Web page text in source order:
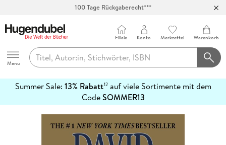
100 Tage Rückgaberecht***
Hugendubel
Menu
Filiale Konto Merkzettel Warenkorb
Summer Sale: 13% Rabatt12auf viele Sortimente mit dem
CodeSOMMER13
erfahren